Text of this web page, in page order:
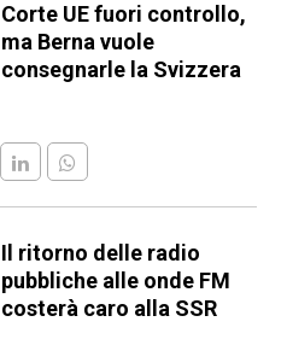
Corte UE fuori controllo,
ma Berna vuole
consegnarle la Svizzera
Il ritorno delle radio
pubbliche alle onde FM
costerà caro alla SSR